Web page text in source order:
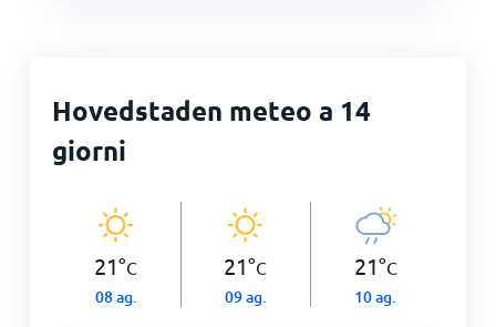
Hovedstaden meteo a 14
giorni
21°C
08 ag.
21°C
09 ag.
21°C
10 ag.